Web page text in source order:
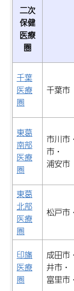
二次
保健
医療
圏
千葉
医療
圏
千葉市
東葛
南部
医療
圏
市川市
市・
浦安市
東葛
北部
医療
圏
松戸市
印旛
医療
圏
成田市
井市・
富里市